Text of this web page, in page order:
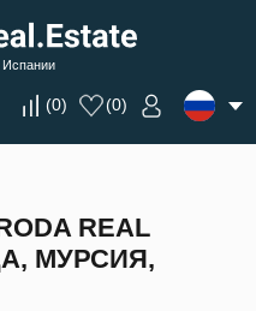
(0) (0)
REAL
МУРСИЯ,